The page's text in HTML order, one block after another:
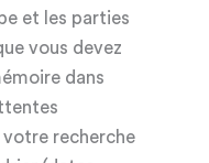
et les parties
vous devez
dans
votre recherche